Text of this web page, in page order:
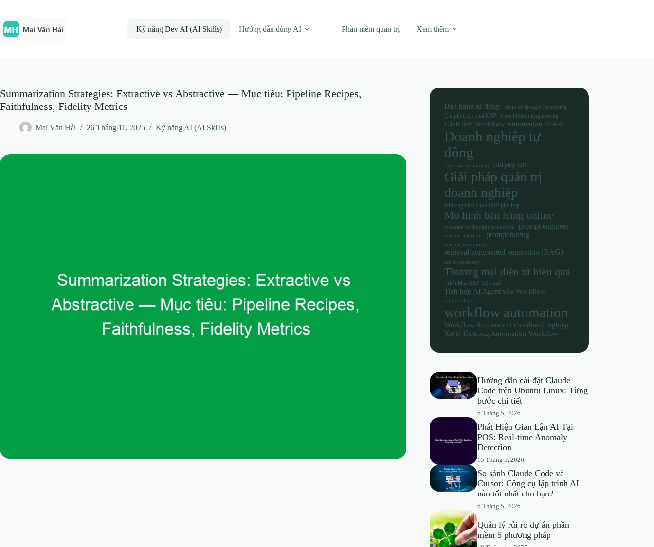
phần
nội
dung
Kỹ năng Dev AI (AI Skills) Hướng dẫn dùng AI Phần mềm quản trị Xem thêm
Summarization Strategies: Extractive vs Abstractive — Mục tiêu: Pipeline Recipes,
Faithfulness, Fidelity Metrics
Mai Văn Hải 26 Tháng 11, 2025 Kỹ năng AI (AI Skills)
Bán hàng tự động chain of thought prompting
Chi phí triển khai ERP Core Prompt Engineering
Cách làm Workflow Automation từ A-Z
Doanh nghiệp tự
động
few-shot prompting Giải pháp ERP
Giải pháp quản trị
doanh nghiệp
Kinh nghiệm chọn ERP phù hợp
Mô hình bán hàng online
program of thought prompting prompt engineer
prompt injection prompt tuning
prompt versioning
retrieval-augmented generation (RAG)
self-consistency
Thương mại điện tử hiệu quả
Triển khai ERP hiệu quả
Tích hợp AI Agent vào Workflow
vibe coding
workflow automation
Workflow Automation cho doanh nghiệp
Xử lý lỗi trong Automation Workflow
Hướng dẫn cài đặt Claude
Code trên Ubuntu Linux: Từng
bước chi tiết
6 Tháng 5, 2026
Phát Hiện Gian Lận AI Tại
POS: Real-time Anomaly
Detection
15 Tháng 5, 2026
So sánh Claude Code và
Cursor: Công cụ lập trình AI
nào tốt nhất cho bạn?
6 Tháng 5, 2026
Quản lý rủi ro dự án phần
mềm 5 phương pháp